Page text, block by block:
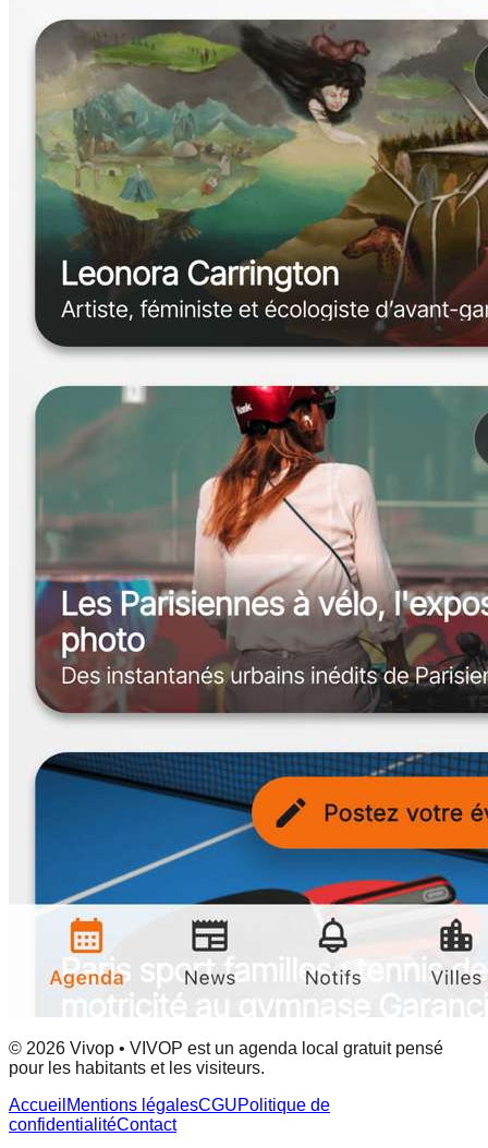
© 2026 Vivop • VIVOP est un agenda local gratuit pensé
pour les habitants et les visiteurs.
Accueil Mentions légalesCGUPolitique de
confidentialitéContact